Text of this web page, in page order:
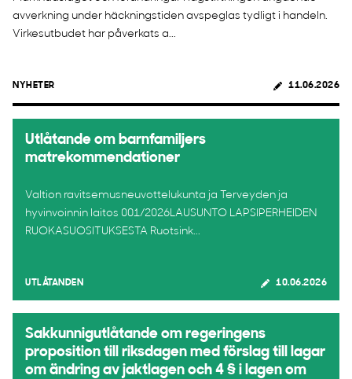
avverkning under häckningstiden avspeglas tydligt i handeln.
Virkesutbudet har påverkats a...
NYHETER 11.06.2026
Utlåtande om barnfamiljers
matrekommendationer
Valtion ravitsemusneuvottelukunta ja Terveyden ja
hyvinvoinnin laitos 001/2026LAUSUNTO LAPSIPERHEIDEN
RUOKASUOSITUKSESTA Ruotsink...
UTLÅTANDEN 10.06.2026
Sakkunnigutlåtande om regeringens
proposition till riksdagen med förslag till lagar
om ändring av jaktlagen och 4 § i lagen om